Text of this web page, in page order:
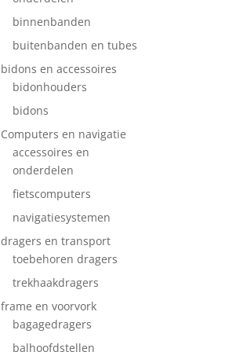
binnenbanden
buitenbanden en tubes
bidons en accessoires
bidonhouders
bidons
Computers en navigatie
accessoires en
onderdelen
fietscomputers
navigatiesystemen
dragers en transport
toebehoren dragers
trekhaakdragers
frame en voorvork
bagagedragers
balhoofdstellen